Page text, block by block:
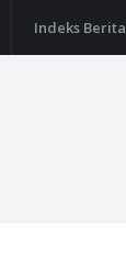
Indeks Berita